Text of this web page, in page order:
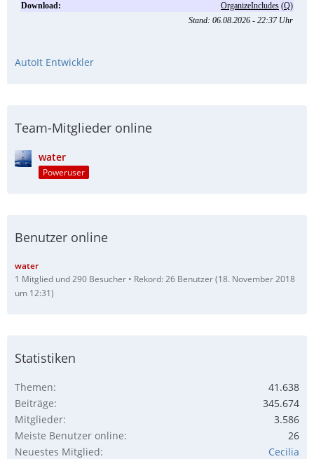
AutoIt Entwickler
Team-Mitglieder online
water
Poweruser
Benutzer online
water
1 Mitglied und 290 Besucher
Rekord: 26 Benutzer (18. November 2018
um 12:31)
Statistiken
Themen
41.638
Beiträge
345.674
Mitglieder
3.586
Meiste Benutzer online
26
Neuestes Mitglied
Cecilia